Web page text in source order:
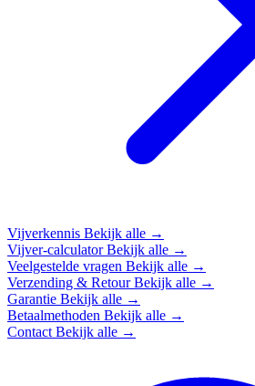
Vijverkennis Bekijk alle →
Vijver-calculatorBekijk alle →
Veelgestelde vragen Bekijk alle →
Verzending & RetourBekijk alle →
Garantie Bekijk alle →
Betaalmethoden Bekijk alle →
Contact Bekijk alle →